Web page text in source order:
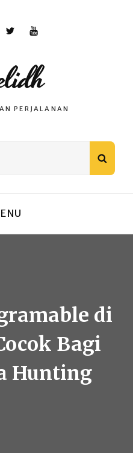
PERJALANAN
di
Bagi
Hunting